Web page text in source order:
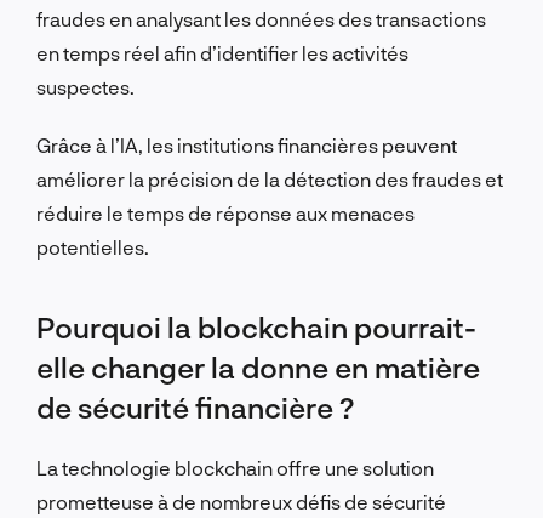
fraudes en analysant les données des transactions
en temps réel afin d’identifier les activités
suspectes.
Grâce à l’IA, les institutions financières peuvent
améliorer la précision de la détection des fraudes et
réduire le temps de réponse aux menaces
potentielles.
Pourquoi la blockchain pourrait-
elle changer la donne en matière
de sécurité financière ?
La technologie blockchain offre une solution
prometteuse à de nombreux défis de sécurité